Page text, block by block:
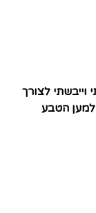
לצורך
למען הטבע